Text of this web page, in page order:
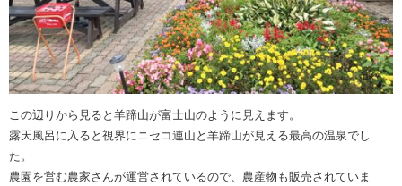
この辺りから見ると羊蹄山が富士山のように見えます。
露天風呂に入ると視界にニセコ連山と羊蹄山が見える最高の温泉でし
た。
農園を営む農家さんが運営されているので、農産物も販売されていま